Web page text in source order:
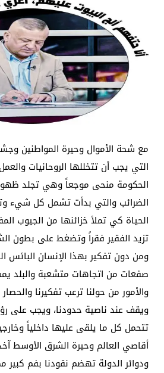
مع شحة الأموال وحيرة المواطنين
التي يجب أن تتخللها الروحانيات
الحكومة منحى موجعاً وهي تجلد
الضرائب والتي بدأت تشمل كل شيء
الحياة كي تملأ خزائنها من الجيوب
تزيد الفقير فقراً وتضغط على بطون
ومن دون تفكير بهذا الإنسان
صفعات من اتجاهات متشعبة والبلد
والأمور من حولنا ترعب تفكيرنا
ويقف عند ناصية حدودنا، ويجب على
تتحمل كل ما يلقى عليها داخلياً
أقاصي العالم وحيرة الشرق الأوسط
ودوائر الدولة تهضم نقودنا بفم